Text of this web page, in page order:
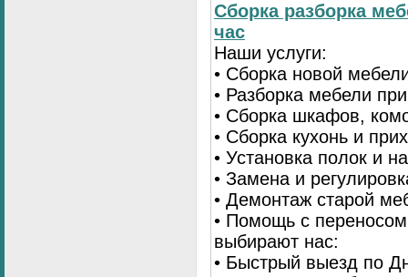
Сборка разборка
час
Наши услуги:
• Сборка новой
• Разборка мебели
• Сборка шкафов,
• Сборка кухонь и
• Установка полок и
• Замена и
• Демонтаж старой
• Помощь с
выбирают нас:
• Быстрый выезд по